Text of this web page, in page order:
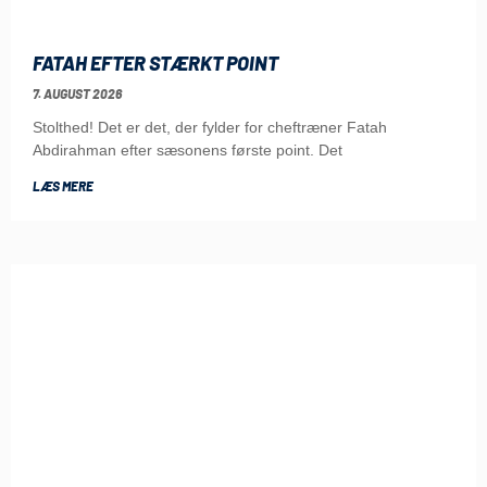
FATAH EFTER STÆRKT POINT
7. AUGUST 2026
Stolthed! Det er det, der fylder for cheftræner Fatah
Abdirahman efter sæsonens første point. Det
LÆS MERE